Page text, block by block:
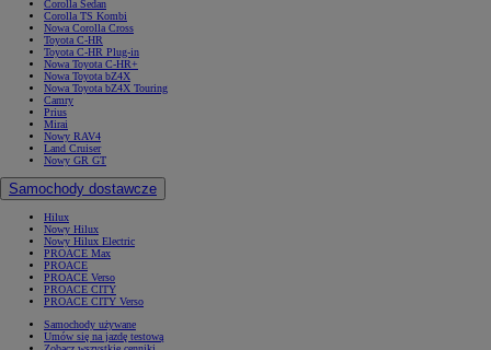
Corolla Sedan
Corolla TS Kombi
Nowa Corolla Cross
Toyota C-HR
Toyota C-HR Plug-in
Nowa Toyota C-HR+
Nowa Toyota bZ4X
Nowa Toyota bZ4X Touring
Camry
Prius
Mirai
Nowy RAV4
Land Cruiser
Nowy GR GT
Samochody dostawcze
Hilux
Nowy Hilux
Nowy Hilux Electric
PROACE Max
PROACE
PROACE Verso
PROACE CITY
PROACE CITY Verso
Samochody używane
Umów się na jazdę testową